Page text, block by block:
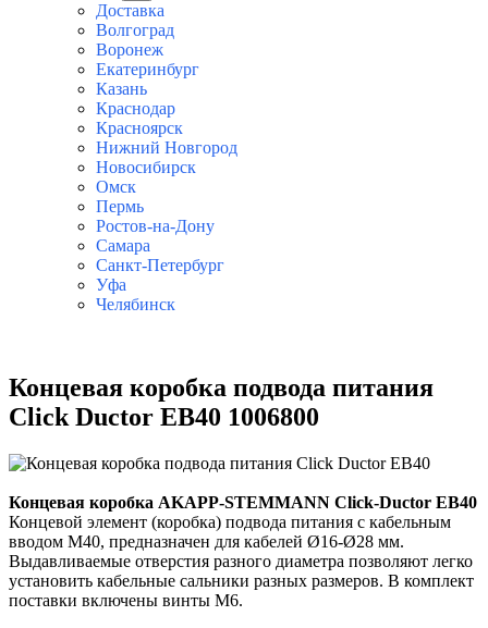
Доставка
Волгоград
Воронеж
Екатеринбург
Казань
Краснодар
Красноярск
Нижний Новгород
Новосибирск
Омск
Пермь
Ростов-на-Дону
Самара
Санкт-Петербург
Уфа
Челябинск
Концевая коробка подвода питания
Click Ductor EB40 1006800
Концевая коробка AKAPP-STEMMANN Click-Ductor EB40
Концевой элемент (коробка) подвода питания с кабельным
вводом M40, предназначен для кабелей Ø16-Ø28 мм.
Выдавливаемые отверстия разного диаметра позволяют легко
установить кабельные сальники разных размеров. В комплект
поставки включены винты M6.